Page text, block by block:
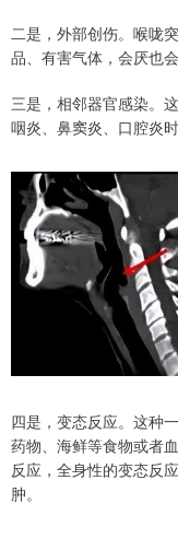
二是，外部创伤。喉咙
品、有害气体，会厌也会
三是，相邻器官感染。
咽炎、鼻窦炎、口腔炎
四是，变态反应。这种
药物、海鲜等食物或者
反应，全身性的变态反
肿。